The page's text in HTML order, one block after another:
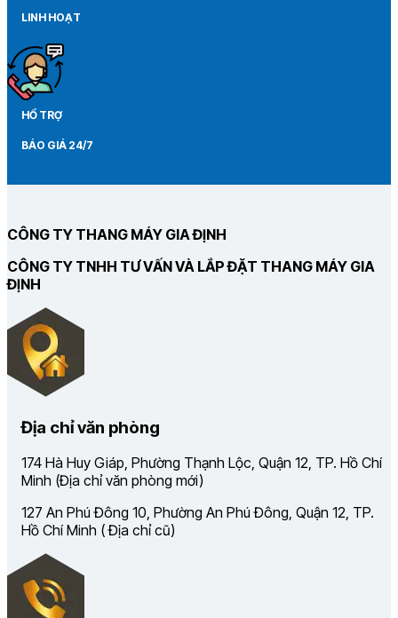
LINH HOẠT
HỔ TRỢ
BÁO GIÁ 24/7
CÔNG TY THANG MÁY GIA ĐỊNH
CÔNG TY TNHH TƯ VẤN VÀ LẮP ĐẶT THANG MÁY GIA
ĐỊNH
Địa chỉ văn phòng
174 Hà Huy Giáp, Phường Thạnh Lộc, Quận 12, TP. Hồ Chí
Minh (Địa chỉ văn phòng mới)
127 An Phú Đông 10, Phường An Phú Đông, Quận 12, TP.
Hồ Chí Minh ( Địa chỉ cũ)